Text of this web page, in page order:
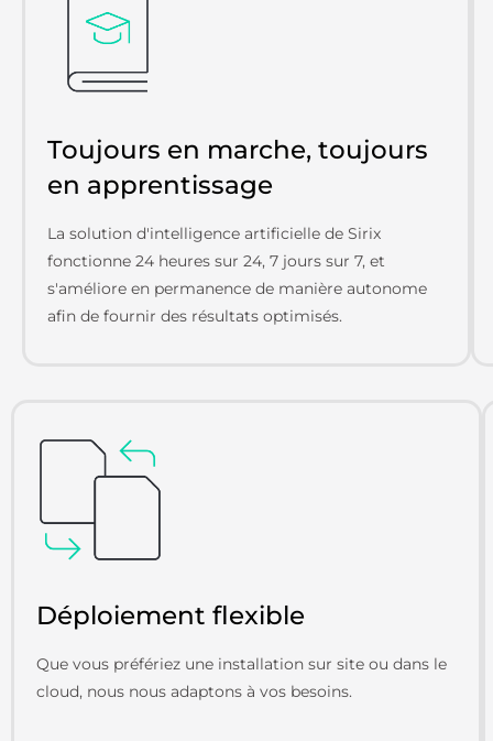
Toujours en marche, toujours
en apprentissage
La solution d'intelligence artificielle de Sirix
fonctionne 24 heures sur 24, 7 jours sur 7, et
s'améliore en permanence de manière autonome
afin de fournir des résultats optimisés.
Déploiement flexible
Que vous préfériez une installation sur site ou dans le
cloud, nous nous adaptons à vos besoins.